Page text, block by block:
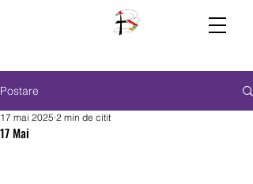
Postare
17 Mai
17 mai 2025 2 min de citit